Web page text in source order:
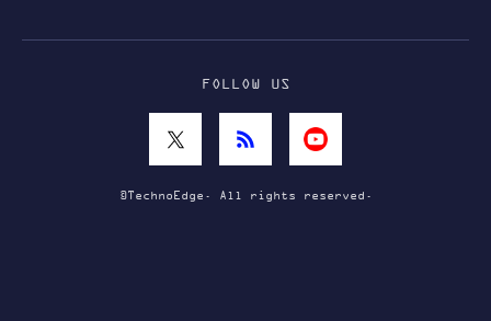
FOLLOW US
©TechnoEdge. All rights reserved.